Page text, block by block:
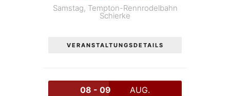
Samstag, Tempton-Rennrodelbahn
Schierke
VERANSTALTUNGSDETAILS
08 - 09 AUG.